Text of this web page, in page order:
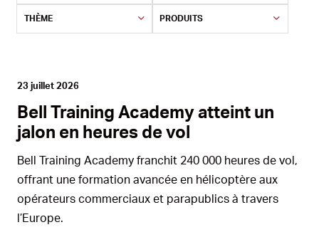
THÈME PRODUITS
23 juillet 2026
Bell Training Academy atteint un
jalon en heures de vol
Bell Training Academy franchit 240 000 heures de vol,
offrant une formation avancée en hélicoptère aux
opérateurs commerciaux et parapublics à travers
l’Europe.